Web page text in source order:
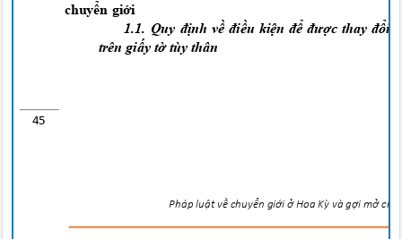
chuyển giới
1.1.Quy định về điều kiện để được thay
trên giấy tờ tùy thân
45
Pháp luật vềchuyển giớiởHoaKỳvà gợi mởcho